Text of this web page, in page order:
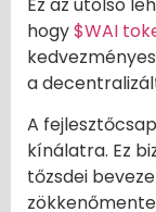
hogy$WAI
a
A
kínálatra. Ez
tőzsdei